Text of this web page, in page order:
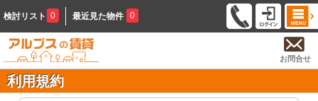
検討リスト 0 最近見た物件 0
お問合せ
利用規約